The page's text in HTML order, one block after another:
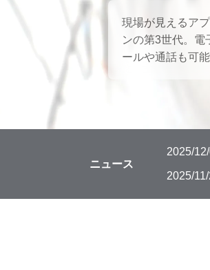
現場が見えるア
ンの第3世代。電
ールや通話も可
ニュース
2025/
2025/